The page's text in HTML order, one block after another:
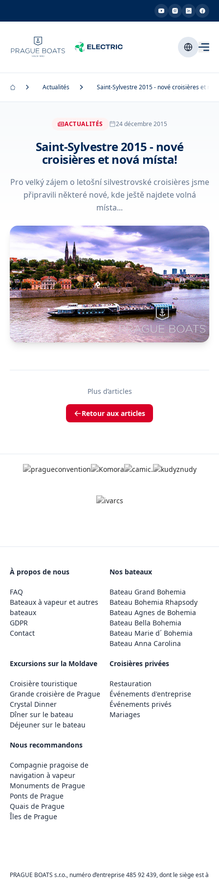
Actualités Saint-Sylvestre 2015 - nové croisières et
ACTUALITÉS 24 décembre 2015
Saint-Sylvestre 2015 - nové
croisières et nová místa!
Pro velký zájem o letošní silvestrovské croisières jsme
připravili některé nové, kde ještě najdete volná
místa...
Plus d’articles
Retour aux articles
À propos de nous
FAQ
Bateaux à vapeur et autres
bateaux
GDPR
Contact
Nos bateaux
Bateau Grand Bohemia
Bateau Bohemia Rhapsody
Bateau Agnes de Bohemia
Bateau Bella Bohemia
Bateau Marie d´ Bohemia
Bateau Anna Carolina
Excursions sur la Moldave
Croisière touristique
Grande croisière de Prague
Crystal Dinner
Dîner sur le bateau
Déjeuner sur le bateau
Croisières privées
Restauration
Événements d'entreprise
Événements privés
Mariages
Nous recommandons
Compagnie pragoise de
navigation à vapeur
Monuments de Prague
Ponts de Prague
Quais de Prague
Îles de Prague
PRAGUE BOATS s.r.o., numéro d’entreprise 485 92 439, dont le siège est à